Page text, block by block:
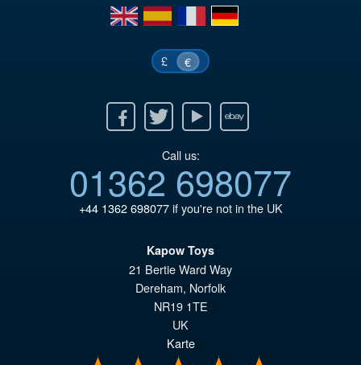
en
es fr de
£ €
Twitter Youtube Ebay
Call us:
01362 698077
+44 1362 698077if you're not in the UK
Kapow Toys
21 Bertie Ward Way
Dereham, Norfolk
NR19 1TE
UK
Karte